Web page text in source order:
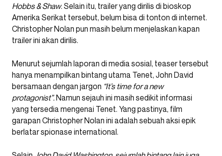
Hobbs & Shaw. Selain itu, trailer yang dirilis di bioskop
Amerika Serikat tersebut, belum bisa di tonton di internet.
Christopher Nolan pun masih belum menjelaskan kapan
trailer ini akan dirilis.
Menurut sejumlah laporan di media sosial, teaser tersebut
hanya menampilkan bintang utama Tenet, John David
bersamaan dengan jargon “It’s time for a new
protagonist”.Namun sejauh ini masih sedikit informasi
yang tersedia mengenai Tenet. Yang pastinya, film
garapan Christopher Nolan ini adalah sebuah aksi epik
berlatar spionase international.